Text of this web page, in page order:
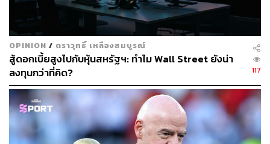
นอกจากนี้ กรณีความต้องการหุ้นล้น จะมีการจัดสรรหุ้นกรีน
ชูไม่เกิน 136.11 ล้านหุ้น มาจัดสรรเพิ่มให้นักลงทุนด้วย
สำหรับนักลงทุนรายย่อย TIDLOR จัดสรรหุ้นไว้ 46.5 ล้านหุ้น
โดยจองผ่านช่องทางออนไลน์ของตัวแทนจำหน่าย 3 ราย
ได้แก่ ธนาคารกรุงศรีอยุธยา จำกัด (มหาชน), ธนาคารกสิกร
ไทย จำกัด (มหาชน) และบริษัทหลักทรัพย์ กรุงศรี จำกัด
(มหาชน) โดยกำหนดวันจองหุ้นตั้งแต่ 22 เมษายนนี้ เวลา
09.00 น. ถึง 26 เมษายน เวลา 16.00 น.
OPINION / ตราวุทธิ์ เหลืองสมบูรณ์
สู้ดอกเบี้ยสูงไปกับหุ้นสหรัฐฯ: ทำไม Wall Street ยังน่า
ลงทุนกว่าที่คิด?
117